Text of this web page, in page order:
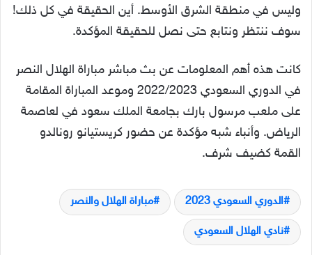
وليس في منطقة الشرق الأوسط. أين الحقيقة في كل ذلك!
سوف ننتظر ونتابع حتى نصل للحقيقة المؤكدة.
كانت هذه أهم المعلومات عن بث مباشر مباراة الهلال النصر
في الدوري السعودي 2022/2023 وموعد المباراة المقامة
على ملعب مرسول بارك بجامعة الملك سعود في لعاصمة
الرياض. وأنباء شبه مؤكدة عن حضور كريستيانو رونالدو
القمة كضيف شرف.
الدوري السعودي 2023 مباراة الهلال والنصر
نادي الهلال السعودي